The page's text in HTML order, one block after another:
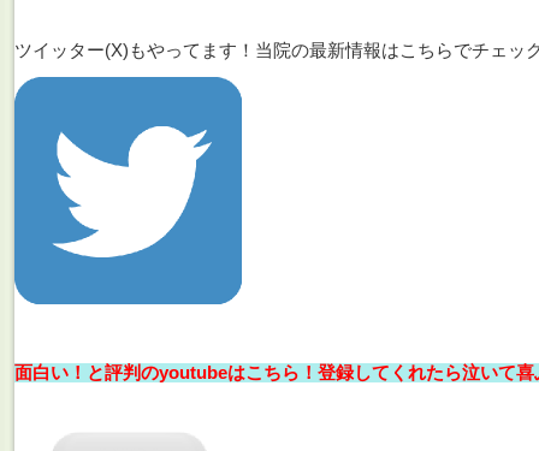
ツイッター(X)もやってます！当院の最新情報はこちらでチェッ
面白い！と評判のyoutubeはこちら！登録してくれたら泣いて喜